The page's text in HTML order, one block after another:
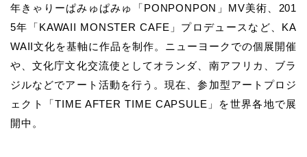
年きゃりーぱみゅぱみゅ「PONPONPON」MV美術、201
5年「KAWAII MONSTER CAFE」プロデュースなど、KA
WAII文化を基軸に作品を制作。ニューヨークでの個展開催
や、文化庁文化交流使としてオランダ、南アフリカ、ブラ
ジルなどでアート活動を行う。現在、参加型アートプロジ
ェクト「TIME AFTER TIME CAPSULE」を世界各地で展
開中。